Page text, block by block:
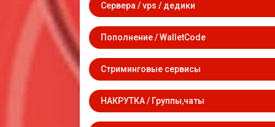
Сервера / vps / дедики
Пополнение / WalletCode
Стриминговые сервисы
НАКРУТКА / Группы,чаты